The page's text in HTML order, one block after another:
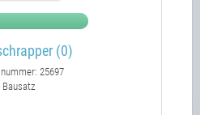
(0)
25697
Bausatz